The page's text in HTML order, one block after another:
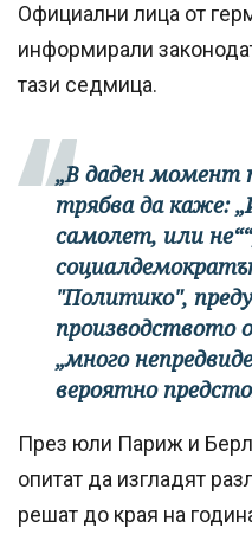
Официални лица от
информирали
тази седмица.
„В даден
трябва да каже:
самолет, или
"Политико",
производството
„много
вероятно
През юли Париж и
опитат да изгладят
решат до края на